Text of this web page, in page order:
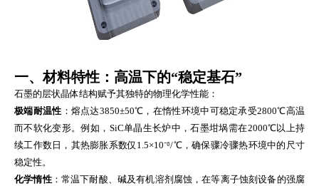
一、材料特性：高温下的“稳定基石”
石墨的层状晶体结构赋予其独特的物理化学性能：
极端耐温性 ：熔点达3850±50℃，在惰性环境中可稳定承受2800℃高温
而不软化变形。例如，SiC单晶生长炉中，石墨坩埚需在2000℃以上持
续工作数日，其热膨胀系数仅1.5×10⁻⁶/℃，确保骤冷骤热环境中的尺寸
稳定性。
化学惰性：常温下耐酸、碱及有机溶剂腐蚀，在等离子蚀刻设备的强腐